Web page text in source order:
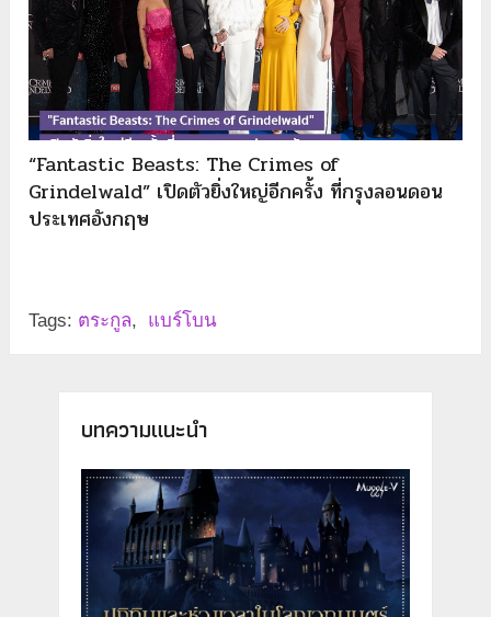
“Fantastic Beasts: The Crimes of
Grindelwald” เปิดตัวยิ่งใหญ่อีกครั้ง ที่กรุงลอนดอน
ประเทศอังกฤษ
Tags: ตระกูล, แบร์โบน
บทความแนะนำ